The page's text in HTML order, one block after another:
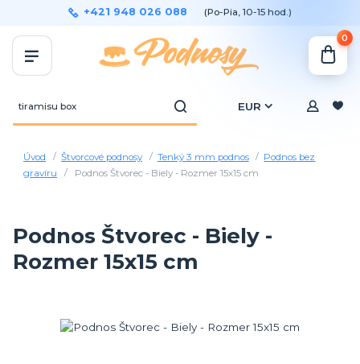
EUR
+421 948 026 088 (Po-Pia, 10-15 hod.)
0
Úvod Štvorcové podnosy Tenký 3 mm podnos
Podnos bez
gravíru
Podnos Štvorec - Biely - Rozmer 15x15 cm
Podnos Štvorec - Biely -
Rozmer 15x15 cm